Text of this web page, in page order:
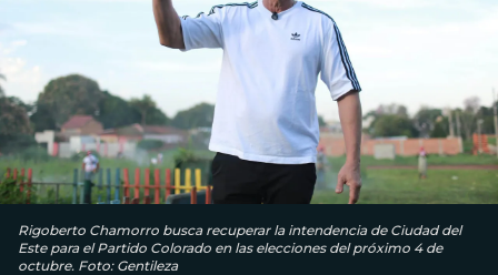
Rigoberto Chamorro busca recuperar la intendencia de Ciudad del
Este para el Partido Colorado en las elecciones del próximo 4 de
octubre. Foto: Gentileza